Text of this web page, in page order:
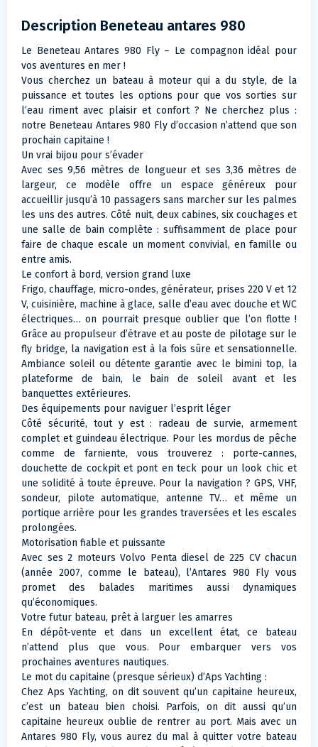
Description Beneteau antares 980
Le Beneteau Antares 980 Fly – Le compagnon idéal pour
vos aventures en mer !
Vous cherchez un bateau à moteur qui a du style, de la
puissance et toutes les options pour que vos sorties sur
l’eau riment avec plaisir et confort ? Ne cherchez plus :
notre Beneteau Antares 980 Fly d’occasion n’attend que son
prochain capitaine !
Un vrai bijou pour s’évader
Avec ses 9,56 mètres de longueur et ses 3,36 mètres de
largeur, ce modèle offre un espace généreux pour
accueillir jusqu’à 10 passagers sans marcher sur les palmes
les uns des autres. Côté nuit, deux cabines, six couchages et
une salle de bain complète : suffisamment de place pour
faire de chaque escale un moment convivial, en famille ou
entre amis.
Le confort à bord, version grand luxe
Frigo, chauffage, micro-ondes, générateur, prises 220 V et 12
V, cuisinière, machine à glace, salle d’eau avec douche et WC
électriques… on pourrait presque oublier que l’on flotte !
Grâce au propulseur d’étrave et au poste de pilotage sur le
fly bridge, la navigation est à la fois sûre et sensationnelle.
Ambiance soleil ou détente garantie avec le bimini top, la
plateforme de bain, le bain de soleil avant et les
banquettes extérieures.
Des équipements pour naviguer l’esprit léger
Côté sécurité, tout y est : radeau de survie, armement
complet et guindeau électrique. Pour les mordus de pêche
comme de farniente, vous trouverez : porte-cannes,
douchette de cockpit et pont en teck pour un look chic et
une solidité à toute épreuve. Pour la navigation ? GPS, VHF,
sondeur, pilote automatique, antenne TV… et même un
portique arrière pour les grandes traversées et les escales
prolongées.
Motorisation fiable et puissante
Avec ses 2 moteurs Volvo Penta diesel de 225 CV chacun
(année 2007, comme le bateau), l’Antares 980 Fly vous
promet des balades maritimes aussi dynamiques
qu’économiques.
Votre futur bateau, prêt à larguer les amarres
En dépôt-vente et dans un excellent état, ce bateau
n’attend plus que vous. Pour embarquer vers vos
prochaines aventures nautiques.
Le mot du capitaine (presque sérieux) d’Aps Yachting :
Chez Aps Yachting, on dit souvent qu’un capitaine heureux,
c’est un bateau bien choisi. Parfois, on dit aussi qu’un
capitaine heureux oublie de rentrer au port. Mais avec un
Antares 980 Fly, vous aurez du mal à quitter votre bateau